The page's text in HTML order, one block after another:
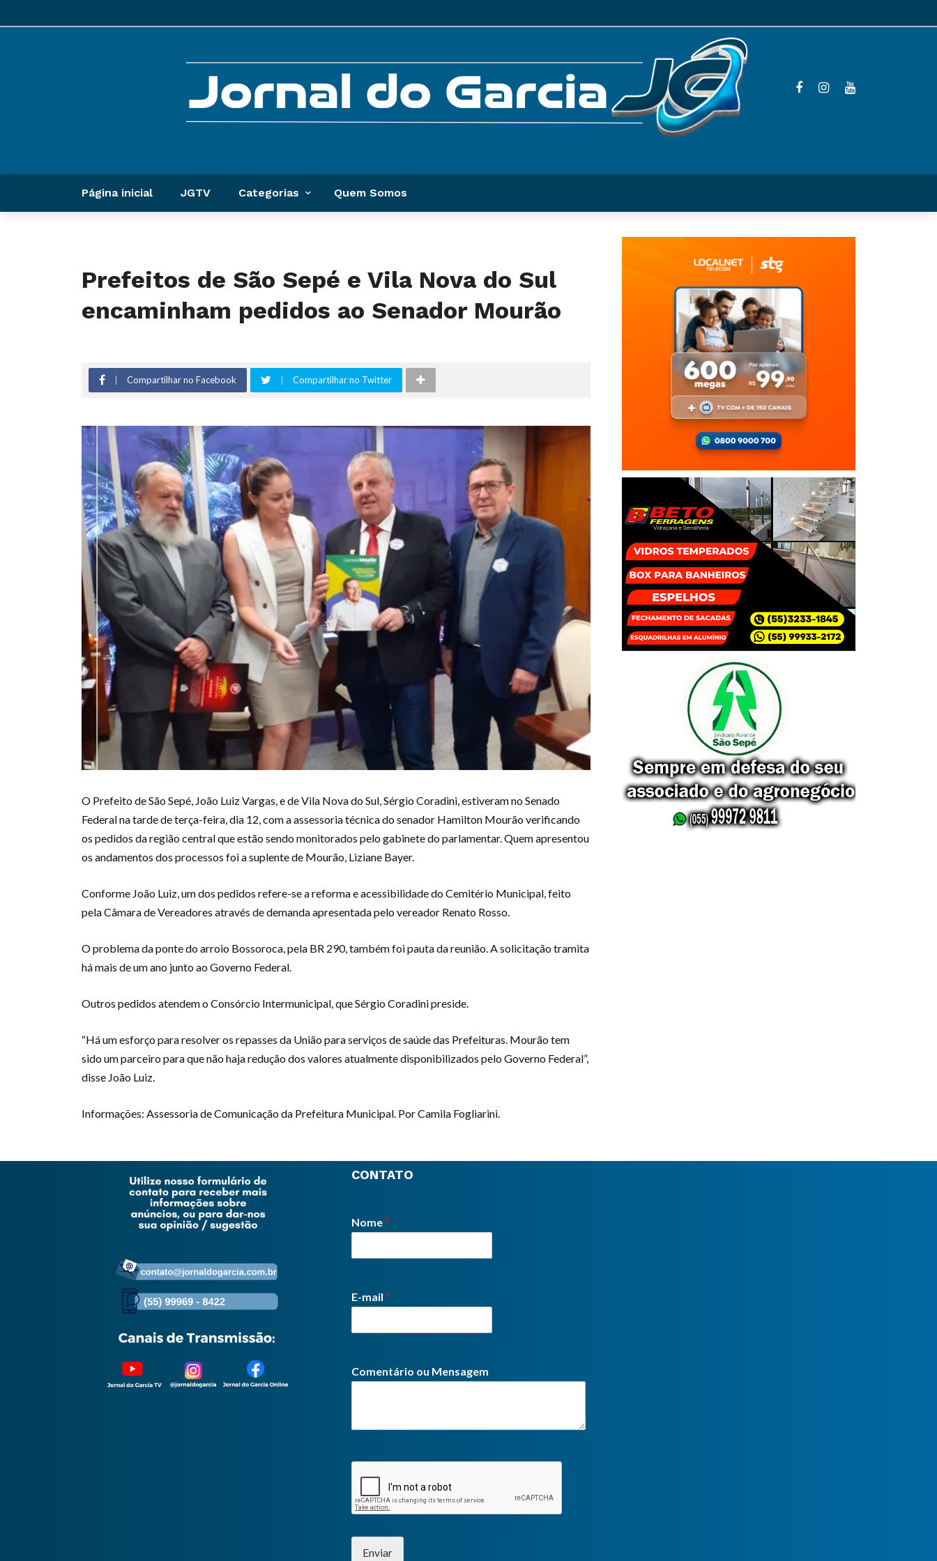
Página inicial JGTV Categorias Quem Somos
Prefeitos de São Sepé e Vila Nova do Sul
encaminham pedidos ao Senador Mourão
Compartilhar no Facebook Compartilhar no Twitter
O Prefeito de São Sepé, João Luiz Vargas, e de Vila Nova do Sul, Sérgio Coradini, estiveram no Senado
Federal na tarde de terça-feira, dia 12, com a assessoria técnica do senador Hamilton Mourão verificando
os pedidos da região central que estão sendo monitorados pelo gabinete do parlamentar. Quem apresentou
os andamentos dos processos foi a suplente de Mourão, Liziane Bayer.
Conforme João Luiz, um dos pedidos refere-se a reforma e acessibilidade do Cemitério Municipal, feito
pela Câmara de Vereadores através de demanda apresentada pelo vereador Renato Rosso.
O problema da ponte do arroio Bossoroca, pela BR 290, também foi pauta da reunião. A solicitação tramita
há mais de um ano junto ao Governo Federal.
Outros pedidos atendem o Consórcio Intermunicipal, que Sérgio Coradini preside.
“Há um esforço para resolver os repasses da União para serviços de saúde das Prefeituras. Mourão tem
sido um parceiro para que não haja redução dos valores atualmente disponibilizados pelo Governo Federal”,
disse João Luiz.
Informações: Assessoria de Comunicação da Prefeitura Municipal. Por Camila Fogliarini.
CONTATO
Nome*
E-mail *
Comentário ou Mensagem
Enviar